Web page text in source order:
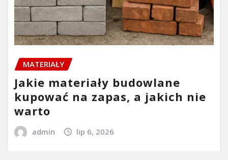
MATERIAŁY
Jakie materiały budowlane
kupować na zapas, a jakich nie
warto
admin lip 6, 2026